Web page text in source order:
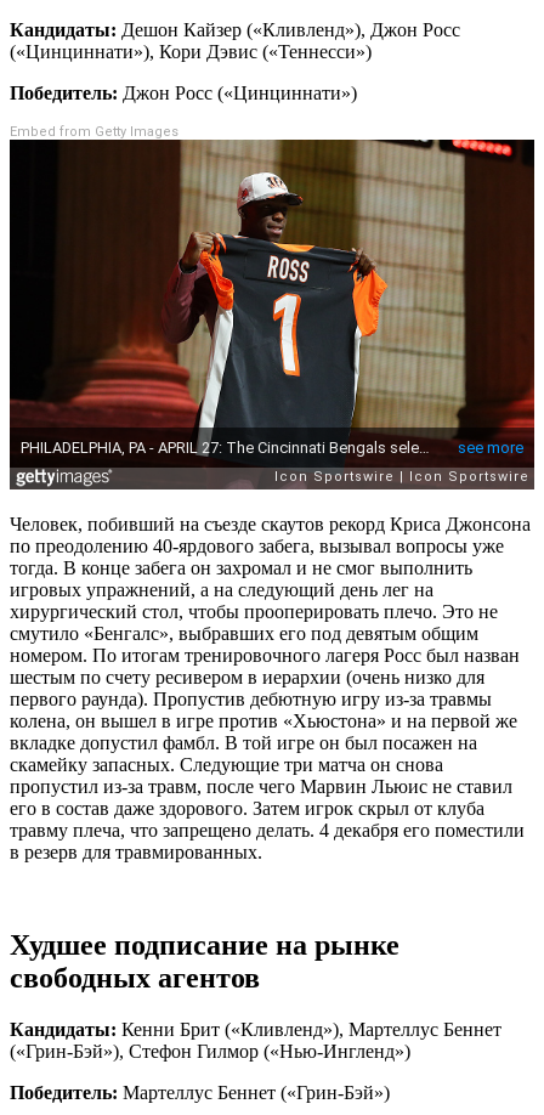
Кандидаты: Дешон Кайзер («Кливленд»), Джон Росс
(«Цинциннати»), Кори Дэвис («Теннесси»)
Победитель: Джон Росс («Цинциннати»)
Embed from Getty Images
Человек, побивший на съезде скаутов рекорд Криса Джонсона
по преодолению 40-ярдового забега, вызывал вопросы уже
тогда. В конце забега он захромал и не смог выполнить
игровых упражнений, а на следующий день лег на
хирургический стол, чтобы прооперировать плечо. Это не
смутило «Бенгалс», выбравших его под девятым общим
номером. По итогам тренировочного лагеря Росс был назван
шестым по счету ресивером в иерархии (очень низко для
первого раунда). Пропустив дебютную игру из-за травмы
колена, он вышел в игре против «Хьюстона» и на первой же
вкладке допустил фамбл. В той игре он был посажен на
скамейку запасных. Следующие три матча он снова
пропустил из-за травм, после чего Марвин Льюис не ставил
его в состав даже здорового. Затем игрок скрыл от клуба
травму плеча, что запрещено делать. 4 декабря его поместили
в резерв для травмированных.
Худшее подписание на рынке
свободных агентов
Кандидаты: Кенни Брит («Кливленд»), Мартеллус Беннет
(«Грин-Бэй»), Стефон Гилмор («Нью-Ингленд»)
Победитель: Мартеллус Беннет («Грин-Бэй»)